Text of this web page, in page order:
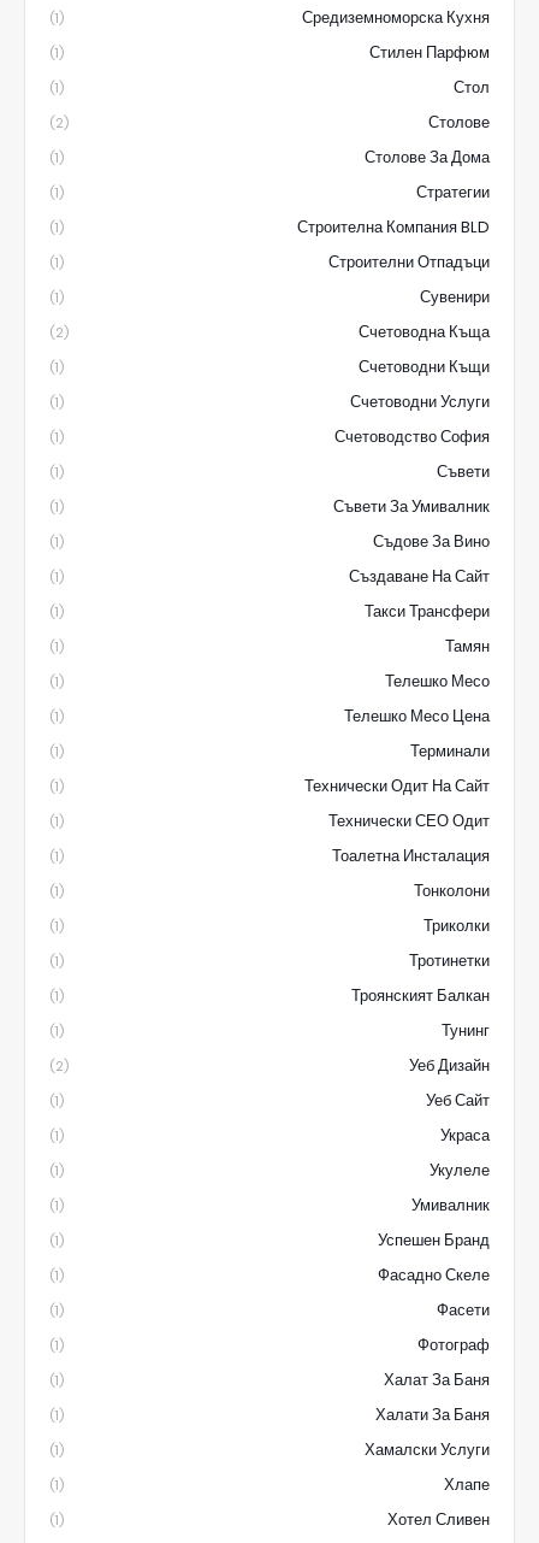
Средиземноморска Кухня
(1)
Стилен Парфюм
(1)
Стол
(1)
Столове
(2)
Столове За Дома
(1)
Стратегии
(1)
Строителна Компания BLD
(1)
Строителни Отпадъци
(1)
Сувенири
(1)
Счетоводна Къща
(2)
Счетоводни Къщи
(1)
Счетоводни Услуги
(1)
Счетоводство София
(1)
Съвети
(1)
Съвети За Умивалник
(1)
Съдове За Вино
(1)
Създаване На Сайт
(1)
Такси Трансфери
(1)
Тамян
(1)
Телешко Месо
(1)
Телешко Месо Цена
(1)
Терминали
(1)
Технически Одит На Сайт
(1)
Технически СЕО Одит
(1)
Тоалетна Инсталация
(1)
Тонколони
(1)
Триколки
(1)
Тротинетки
(1)
Троянският Балкан
(1)
Тунинг
(1)
Уеб Дизайн
(2)
Уеб Сайт
(1)
Украса
(1)
Укулеле
(1)
Умивалник
(1)
Успешен Бранд
(1)
Фасадно Скеле
(1)
Фасети
(1)
Фотограф
(1)
Халат За Баня
(1)
Халати За Баня
(1)
Хамалски Услуги
(1)
Хлапе
(1)
Хотел Сливен
(1)